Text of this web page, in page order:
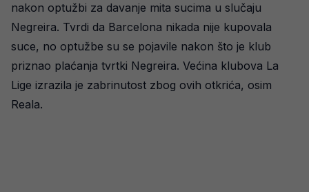
nakon optužbi za davanje mita sucima u slučaju
Negreira. Tvrdi da Barcelona nikada nije kupovala
suce, no optužbe su se pojavile nakon što je klub
priznao plaćanja tvrtki Negreira. Većina klubova La
Lige izrazila je zabrinutost zbog ovih otkrića, osim
Reala.